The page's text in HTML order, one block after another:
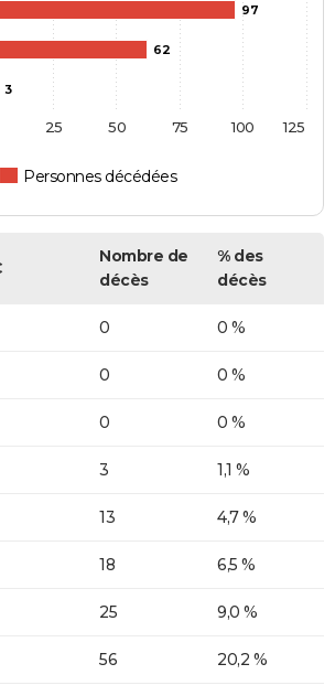
97
62
3
Personnes décédées
100
25 50 75 125
Nombre de
décès
% des
décès
0 0 %
0 0 %
0 0 %
3 1,1 %
13 4,7 %
18 6,5 %
25 9,0 %
56 20,2 %